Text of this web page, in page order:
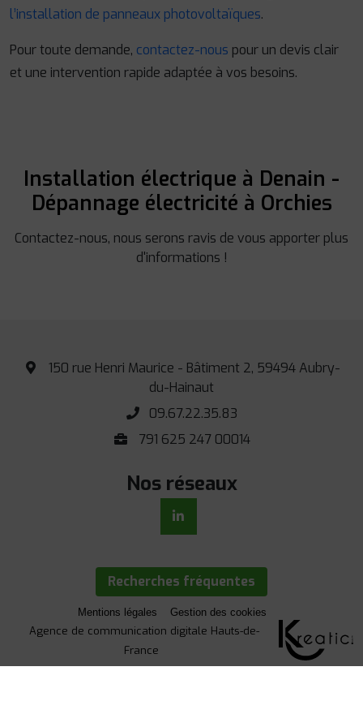
l’installation de panneaux photovoltaïques.
Pour toute demande, contactez-nous pour un devis clair
et une intervention rapide adaptée à vos besoins.
Installation électrique à Denain -
Dépannage électricité à Orchies
Contactez-nous, nous serons ravis de vous apporter plus
d'informations !
150 rue Henri Maurice - Bâtiment 2, 59494 Aubry-
du-Hainaut
09.67.22.35.83
791 625 247 00014
Nos réseaux
Recherches fréquentes
Mentions légales Gestion des cookies
Agence de communication digitale Hauts-de-
France